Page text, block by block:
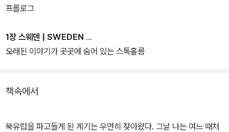
르케고르의 숨결이 느껴지는 덴마크, 바이킹의 도전 정신을 품고 있
는 노르웨이. 북유럽 디자인의 정수가 곳곳에서 발견되는 핀란드, 화
가 모두 담겨 있다.
프롤로그
1장 스웨덴 | SWEDEN
오래된 이야기가 곳곳에 숨어 있는 스톡홀름
책속에서
북유럽을 파고들게 된 계기는 우연히 찾아왔다. 그날 나는 여느 때처